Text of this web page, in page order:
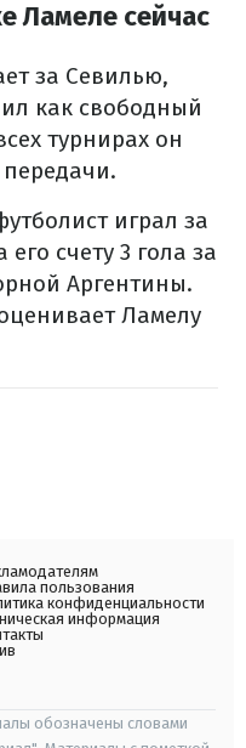
Ламеле сейчас
за Севилью,
как свободный
турнирах он
играл за
счету 3 гола за
Аргентины.
Ламелу
пользования
конфиденциальности
информация
обозначены словами